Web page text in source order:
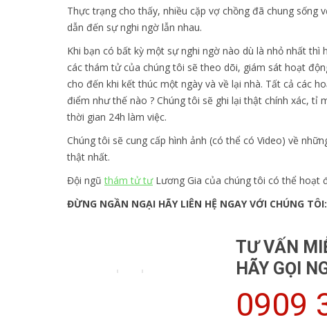
Thực trạng cho thấy, nhiều cặp vợ chồng đã chung
dẫn đến sự nghi ngờ lẫn nhau.
Khi bạn có bất kỳ một sự nghi ngờ nào dù là nhỏ nhất thì
các thám tử của chúng tôi sẽ theo dõi, giám sát hoạt
cho đến khi kết thúc một ngày và về lại nhà. Tất cả các
điểm như thế nào ? Chúng tôi sẽ ghi lại thật chính xác,
thời gian 24h làm việc.
Chúng tôi sẽ cung cấp hình ảnh (có thể có Video) về
thật nhất.
Đội ngũthám tử tưLương Gia của chúng tôi có thể hoạt
ĐỪNG NGẦN NGẠI HÃY LIÊN HỆ NGAY VỚI CHÚNG TÔI:
TƯ VẤN
HÃY GỌI
0909